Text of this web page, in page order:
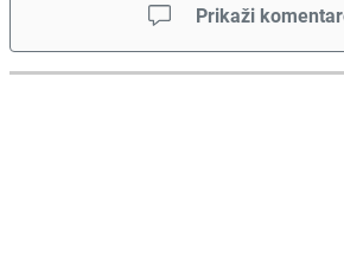
Prikaži